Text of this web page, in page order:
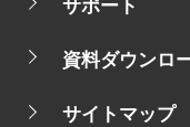
サポート
資料ダウンロ
サイトマップ